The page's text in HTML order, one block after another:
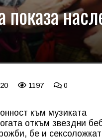
1197 0
към музиката
откъм звездни
бе и